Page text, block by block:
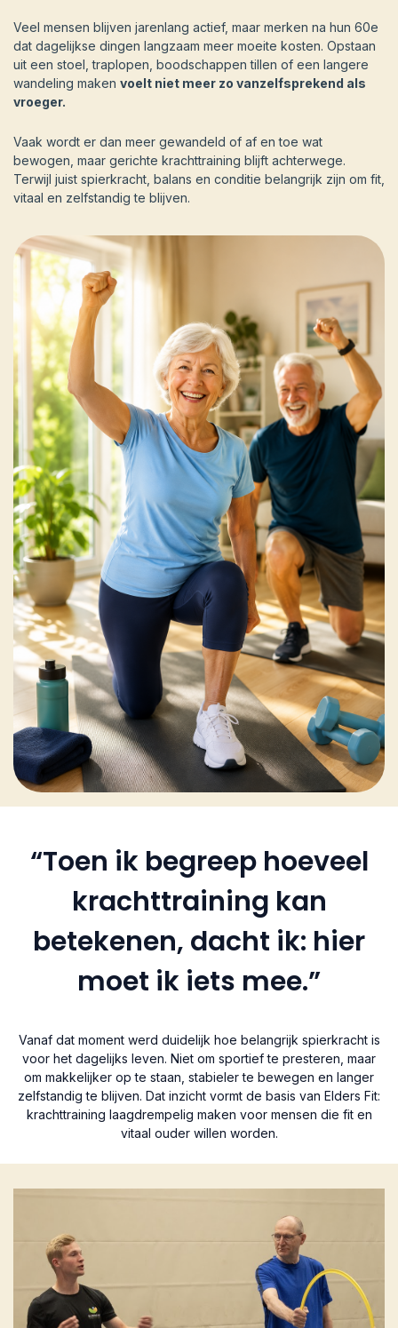
Veel mensen blijven jarenlang actief, maar merken na hun 60e
dat dagelijkse dingen langzaam meer moeite kosten. Opstaan
uit een stoel, traplopen, boodschappen tillen of een langere
wandeling maken voelt niet meer zo vanzelfsprekend als
vroeger.
Vaak wordt er dan meer gewandeld of af en toe wat
bewogen, maar gerichte krachttraining blijft achterwege.
Terwijl juist spierkracht, balans en conditie belangrijk zijn om fit,
vitaal en zelfstandig te blijven.
“Toen ik begreep hoeveel
krachttraining kan
betekenen, dacht ik: hier
moet ik iets mee.”
Vanaf dat moment werd duidelijk hoe belangrijk spierkracht is
voor het dagelijks leven. Niet om sportief te presteren, maar
om makkelijker op te staan, stabieler te bewegen en langer
zelfstandig te blijven. Dat inzicht vormt de basis van Elders Fit:
krachttraining laagdrempelig maken voor mensen die fit en
vitaal ouder willen worden.